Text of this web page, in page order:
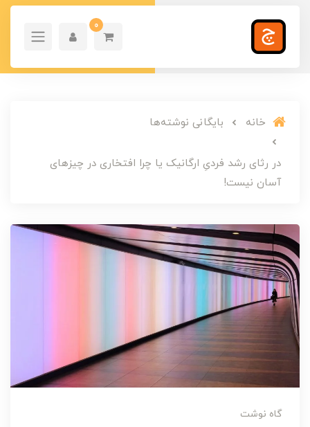
0
خانه بایگانی نوشته‌ها
در رثای رشد فردیِ ارگانیک یا چرا افتخاری در چیزهای
آسان نیست!
گاه نوشت